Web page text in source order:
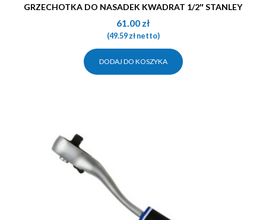
GRZECHOTKA DO NASADEK KWADRAT 1/2″ STANLEY
61.00 zł
(49.59złnetto)
DODAJ DO KOSZYKA